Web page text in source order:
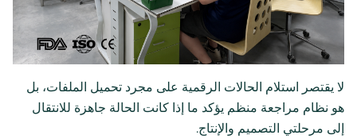
لا يقتصر استلام الحالات الرقمية على مجرد تحميل الملفات، بل
هو نظام مراجعة منظم يؤكد ما إذا كانت الحالة جاهزة للانتقال
إلى مرحلتي التصميم والإنتاج.